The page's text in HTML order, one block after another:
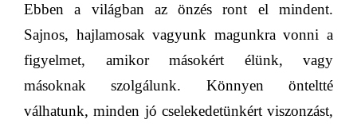
Ebben a világban az önzés ront el mindent.
Sajnos, hajlamosak vagyunk magunkra vonni a
figyelmet, amikor másokért élünk, vagy
másoknak szolgálunk. Könnyen önteltté
válhatunk, minden jó cselekedetünkért viszonzást,